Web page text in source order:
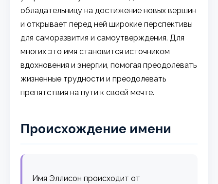
обладательницу на достижение новых вершин
и открывает перед ней широкие перспективы
для саморазвития и самоутверждения. Для
многих это имя становится источником
вдохновения и энергии, помогая преодолевать
жизненные трудности и преодолевать
препятствия на пути к своей мечте.
Происхождение имени
Имя Эллисон происходит от